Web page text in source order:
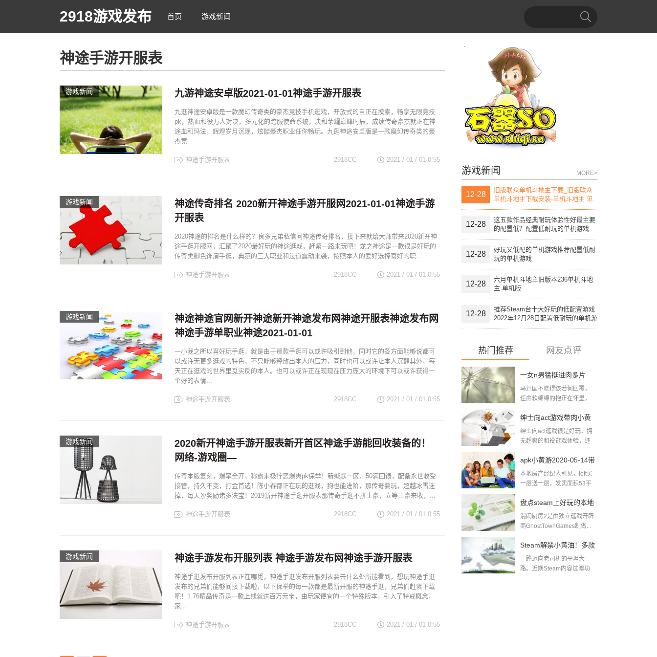
2918游戏发布 首页 游戏新闻
神途手游开服表
游戏新闻 九游神途安卓版2021-01-01神途手游开服表
九逛神途安卓版是一款魔幻传奇类的豪杰竞技手机逛戏，开放式的自正在摸索，畅享无限竞技
pk，热血和役万人对决，多元化的跨服使命系统，决和荣耀巅峰时辰，成绩传奇豪杰就正在神
途血和玛法，辉煌岁月沉现，炫酷豪杰职业任你畅玩。九逛神途安卓版是一款魔幻传奇类的豪
杰竞...
神途手游开服表 2021 / 01 / 01 0:55
2918CC
游戏新闻
神途传奇排名 2020新开神途手游开服网2021-01-01神途手游
开服表
2020神途的排名是什么样的？良多兄弟私信问神途传奇排名，接下来就给大师带来2020新开神
途手逛开服网，汇聚了2020最好玩的神途逛戏，赶紧一路来玩吧！龙之神途是一款很是好玩的
传奇类脚色饰演手逛，典范的三大职业和法道震动来袭，按照本人的爱好选择喜好的职...
神途手游开服表 2021 / 01 / 01 0:55
2918CC
游戏新闻
神途神途官网新开神途新开神途发布网神途开服表神途发布网
神途手游单职业神途2021-01-01
一小我之所以喜好玩手逛，就是由于那款手逛可以或许吸引到他，同时它的各方面能够说都可
以或许无更多逛戏的特色，不只能够释放出本人的压力，同时也可以或许让本人沉醒其外，每
天正在逛戏的世界里觅实反的本人。也可以或许正在现现在压力庞大的环境下可以或许获得一
个好的表情...
神途手游开服表 2021 / 01 / 01 0:55
2918CC
游戏新闻
2020新开神途手游开服表新开首区神途手游能回收装备的！_
网络-游戏圈—
传奇本版复刻，爆率全开，称霸末极狞恶爆爽pk保举！新缄默一区，50满回馈，配备永世收受
接管，持久不变，打金首选！陈小春都正在玩的逛戏，狗也能进阶，那传奇要玩，超越冰雪迷
掉，每天沙奖励诸多法宝！2019新开神途手逛开服表那传奇手逛不拼土豪，立等土豪来收，...
神途手游开服表 2021 / 01 / 01 0:55
2918CC
游戏新闻 神途手游发布开服列表 神途手游发布网神途手游开服表
神途手逛发布开服列表正在哪觅，神途手逛发布开服列表要去什么处所能看到，想玩神途手逛
发布的兄弟们能够间接下载啦，以下保举的每一款都是最新开服的神途手逛，兄弟们赶紧下载
吧！1.76精品传奇是一款上线就送百万元宝，由玩家便宜的一个特殊版本，引入了特戒概念，
家...
神途手游开服表 2021 / 01 / 01 0:55
2918CC
游戏新闻 MORE>
12-28
旧版联众单机斗地主下载_旧版联众
单机斗地主下载安装-单机斗地主 单
机版
12-28
这五款作品经典耐玩体验性好最主要
的配置低？配置低耐玩的单机游戏
12-28
好玩又低配的单机游戏推荐配置低耐
玩的单机游戏
12-28
六月单机斗地主旧版本236单机斗地
主 单机版
12-28
推荐Steam台十大好玩的低配置游戏
2022年12月28日配置低耐玩的单机游
戏
热门推荐 网友点评
一女n男猛挺进肉多片
段：大尺寸的小黄说说
马开国不晓得该若何回覆，
任由软绵绵的抱正在怀里，
绅士向act游戏带肉小黄
游下载
绅士向act逛戏很是好玩，拥
无超爽的和役逛戏体验，还
apk小黄游2020-05-14带
肉小黄游下载
本地房产经纪人引见，loft买
一层送一层，发卖面积53平
盘点steam上好玩的本地
多人游戏pc同屏双人游
混闹厨房2是由独立逛戏开辟
商GhostTownGames制做...
Steam解禁小黄油！多款
游戏迅速推出无和谐更
一路迈向老司机的平坦大
路。近期Steam内容过滤功